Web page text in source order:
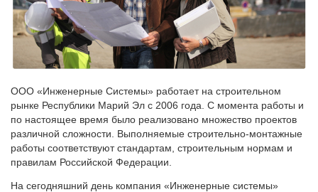
ООО «Инженерные Системы» работает на строительном
рынке Республики Марий Эл с 2006 года. С момента работы и
по настоящее время было реализовано множество проектов
различной сложности. Выполняемые строительно-монтажные
работы соответствуют стандартам, строительным нормам и
правилам Российской Федерации.
На сегодняшний день компания «Инженерные системы»